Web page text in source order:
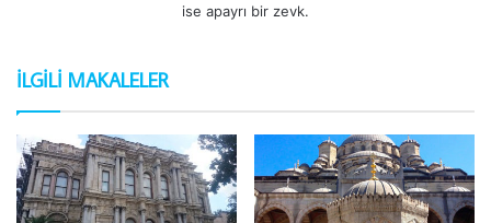
ise apayrı bir zevk.
İLGILI MAKALELER